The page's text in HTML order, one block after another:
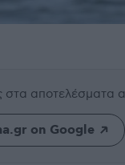
στα αποτελέσματα
on Google